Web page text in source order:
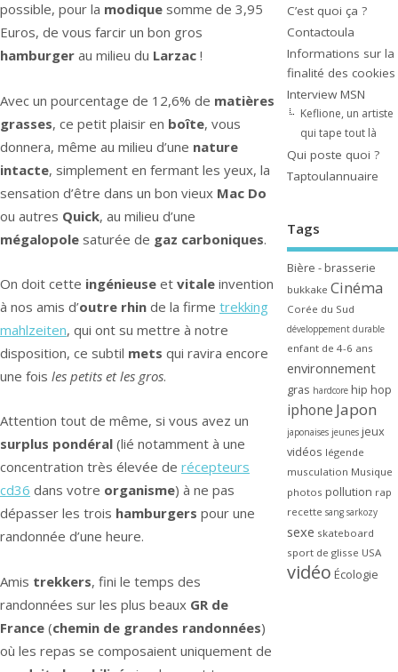
possible, pour la modique somme de 3,95
Euros, de vous farcir un bon gros
hamburger au milieu du Larzac !
Avec un pourcentage de 12,6% de matières
grasses, ce petit plaisir en boîte, vous
donnera, même au milieu d’une nature
intacte, simplement en fermant les yeux, la
sensation d’être dans un bon vieux Mac Do
ou autres Quick, au milieu d’une
mégalopole saturée de gaz carboniques.
On doit cette ingénieuse et vitale invention
à nos amis d’outre rhin de la firme trekking
mahlzeiten, qui ont su mettre à notre
disposition, ce subtil mets qui ravira encore
une fois les petits et les gros.
Attention tout de même, si vous avez un
surplus pondéral (lié notamment à une
concentration très élevée de récepteurs
cd36 dans votre organisme) à ne pas
dépasser les trois hamburgers pour une
randonnée d’une heure.
Amis trekkers, fini le temps des
randonnées sur les plus beaux GR de
France (chemin de grandes randonnées)
où les repas se composaient uniquement de
C’est quoi ça ?
Contactoula
Informations sur la
finalité des cookies
Interview MSN
Keflione, un artiste
qui tape tout là
Qui poste quoi ?
Taptoulannuaire
Tags
Bière - brasserie
bukkake Cinéma
Corée du Sud
développement durable
enfant de 4-6 ans
environnement
gras hardcore hip hop
iphone Japon
japonaises jeunes jeux
vidéos légende
musculation Musique
photos pollution rap
recette sang sarkozy
sexe skateboard
sport de glisse USA
vidéo Écologie